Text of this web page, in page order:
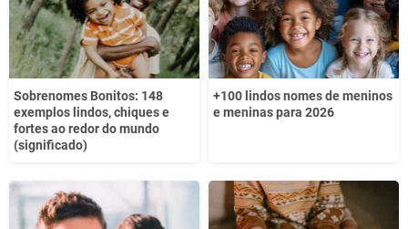
Sobrenomes Bonitos: 148
exemplos lindos, chiques e
fortes ao redor do mundo
(significado)
+100 lindos nomes de meninos
e meninas para 2026